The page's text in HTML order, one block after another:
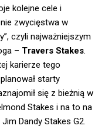
kolejne cele i
zwycięstwa w
czyli najważniejszym
– Travers Stakes
karierze tego
starty
się z bieżnią w
Stakes i na to na
Dandy Stakes G2.